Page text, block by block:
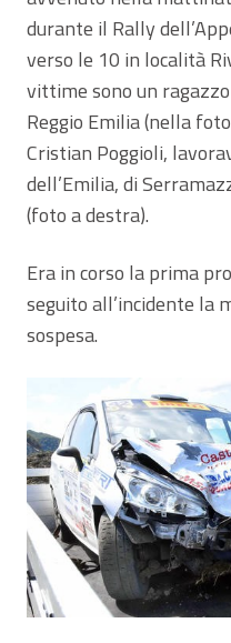
durante il Rally
verso le 10 in località
vittime sono un
Reggio Emilia (nella
Cristian Poggioli,
dell’Emilia, di
(foto a destra).
Era in corso la prima
seguito all’incidente la
sospesa.